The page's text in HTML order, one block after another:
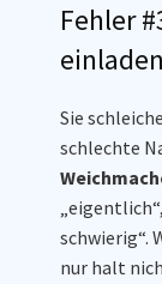
Fehler
einladen
Sie
schlechte
schwierig“.
nur halt